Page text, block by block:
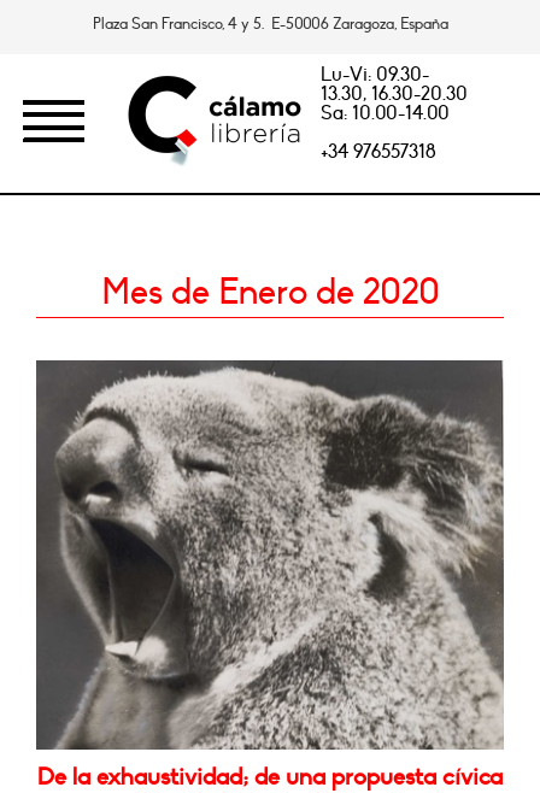
Plaza San Francisco, 4 y 5. E-50006 Zaragoza, España
Lu-Vi: 09.30-
13.30, 16.30-20.30
Sa: 10.00-14.00
+34 976557318
Mes de Enero de 2020
De la exhaustividad; de una propuesta cívica